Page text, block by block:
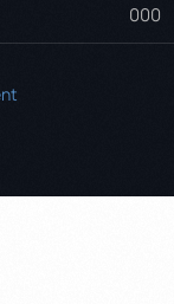
000